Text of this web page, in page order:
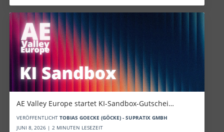
AE Valley Europe startet KI-Sandbox-Gutschei…
VERÖFFENTLICHT TOBIAS GOECKE (GÖCKE) - SUPRATIX GMBH
JUNI 8, 2026 | 2 MINUTEN LESEZEIT